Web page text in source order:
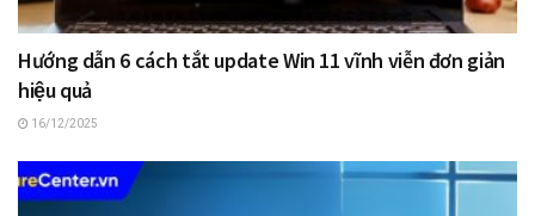
Hướng dẫn 6 cách tắt update Win 11 vĩnh viễn đơn giản
hiệu quả
16/12/2025